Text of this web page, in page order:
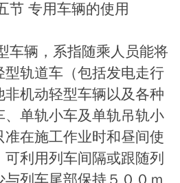
节 专用车辆的使用
车辆，系指随乘人员能将
轨道车（包括发电走行
机动轻型车辆以及各种
单轨小车及单轨吊轨小
在施工作业时和昼间使
利用列车间隔或跟随列
列车尾部保持５００ｍ